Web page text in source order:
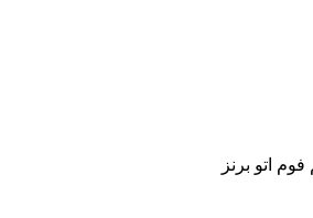
فوم اتو برنز